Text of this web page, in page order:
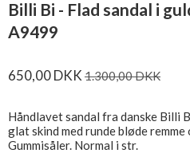
Billi Bi - Flad sandal i
A9499
650,00 DKK 1.300,00 DKK
Håndlavet sandal fra danske
glat skind med runde bløde
Gummisåler. Normal i str.